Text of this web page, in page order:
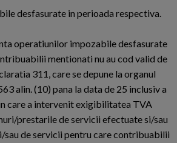
desfasurate in perioada respectiva.
operatiunilor impozabile desfasurate
mentionati nu au cod valid de
311, care se depune la organul
alin. (10) pana la data de 25 inclusiv a
care a intervenit exigibilitatea TVA
prestarile de servicii efectuate si/sau
sau de servicii pentru care contribuabilii